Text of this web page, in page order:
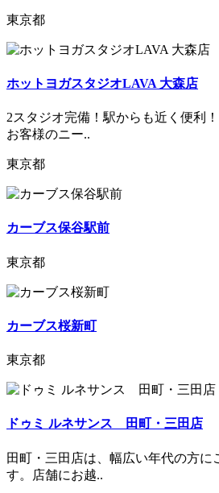
東京都
ホットヨガスタジオLAVA 大森店
2スタジオ完備！駅からも近く便利
お客様のニー..
東京都
カーブス保谷駅前
東京都
カーブス桜新町
東京都
ドゥミ ルネサンス 田町・三田店
田町・三田店は、幅広い年代の方に
す。店舗にお越..